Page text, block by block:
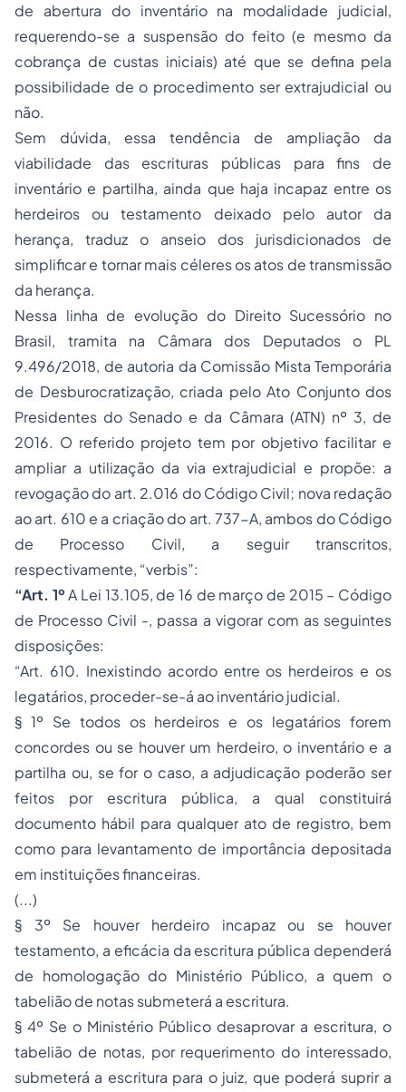
de abertura do inventário na modalidade judicial,
requerendo-se a suspensão do feito (e mesmo da
cobrança de custas iniciais) até que se defina pela
possibilidade de o procedimento ser extrajudicial ou
não.
Sem dúvida, essa tendência de ampliação da
viabilidade das escrituras públicas para fins de
inventário e partilha, ainda que haja incapaz entre os
herdeiros ou testamento deixado pelo autor da
herança, traduz o anseio dos jurisdicionados de
simplificar e tornar mais céleres os atos de transmissão
da herança.
Nessa linha de evolução do Direito Sucessório no
Brasil, tramita na Câmara dos Deputados o PL
9.496/2018, de autoria da Comissão Mista Temporária
de Desburocratização, criada pelo Ato Conjunto dos
Presidentes do Senado e da Câmara (ATN) nº 3, de
2016. O referido projeto tem por objetivo facilitar e
ampliar a utilização da via extrajudicial e propõe: a
revogação do art. 2.016 do Código Civil; nova redação
ao art. 610 e a criação do art. 737-A, ambos do Código
de Processo Civil, a seguir transcritos,
respectivamente, “verbis”:
“Art. 1ºA Lei 13.105, de 16 de março de 2015 – Código
de Processo Civil -, passa a vigorar com as seguintes
disposições:
“Art. 610. Inexistindo acordo entre os herdeiros e os
legatários, proceder-se-á ao inventário judicial.
§ 1º Se todos os herdeiros e os legatários forem
concordes ou se houver um herdeiro, o inventário e a
partilha ou, se for o caso, a adjudicação poderão ser
feitos por escritura pública, a qual constituirá
documento hábil para qualquer ato de registro, bem
como para levantamento de importância depositada
em instituições financeiras.
(...)
§ 3º Se houver herdeiro incapaz ou se houver
testamento, a eficácia da escritura pública dependerá
de homologação do Ministério Público, a quem o
tabelião de notas submeterá a escritura.
§ 4º Se o Ministério Público desaprovar a escritura, o
tabelião de notas, por requerimento do interessado,
submeterá a escritura para o juiz, que poderá suprir a